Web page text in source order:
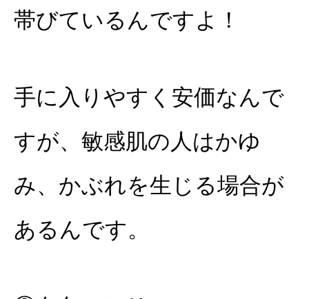
帯びているんですよ！
手に入りやすく安価なんで
すが、敏感肌の人はかゆ
み、かぶれを生じる場合が
あるんです。